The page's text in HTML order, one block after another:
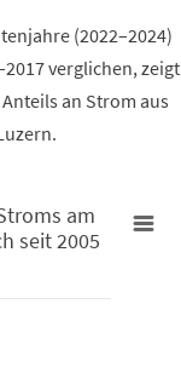
(2022–2024)
verglichen, zeigt
an Strom aus
Stromverbrauch
am
seit 2005